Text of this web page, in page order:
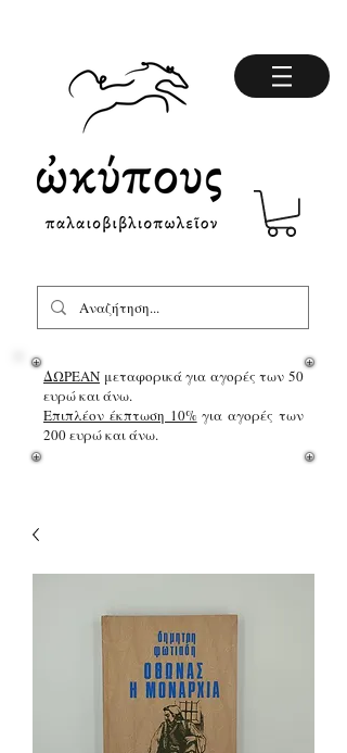
ΔΩΡΕΑΝ μεταφορικά για αγορές των 50
ευρώ και άνω.
Επιπλέον έκπτωση 10%για αγορές των
200 ευρώ και άνω.